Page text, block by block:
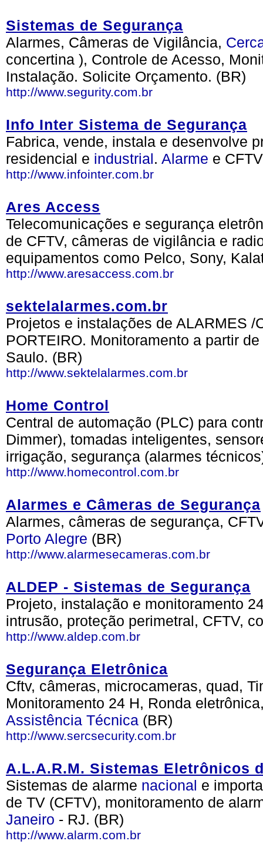
Sistemas de Segurança
Alarmes, Câmeras de Vigilância,
concertina ), Controle de Acesso,
Instalação. Solicite Orçamento. (BR)
http://www.segurity.com.br
Info Inter Sistema de Segurança
Fabrica, vende, instala e desenvolve
residencial e industrial. Alarme e
http://www.infointer.com.br
Ares Access
Telecomunicações e segurança
de CFTV, câmeras de vigilância e
equipamentos como Pelco, Sony,
http://www.aresaccess.com.br
sektelalarmes.com.br
Projetos e instalações de ALARMES /
PORTEIRO. Monitoramento a partir
Saulo. (BR)
http://www.sektelalarmes.com.br
Home Control
Central de automação (PLC) para
Dimmer), tomadas inteligentes,
irrigação, segurança (alarmes
http://www.homecontrol.com.br
Alarmes e Câmeras de Segurança
Alarmes, câmeras de segurança,
Porto Alegre (BR)
http://www.alarmesecameras.com.br
ALDEP - Sistemas de Segurança
Projeto, instalação e monitoramento
intrusão, proteção perimetral, CFTV,
http://www.aldep.com.br
Segurança Eletrônica
Cftv, câmeras, microcameras, quad,
Monitoramento 24 H, Ronda
Assistência Técnica (BR)
http://www.sercsecurity.com.br
A.L.A.R.M. Sistemas Eletrônicos
Sistemas de alarme nacional e
de TV (CFTV), monitoramento de
Janeiro - RJ. (BR)
http://www.alarm.com.br